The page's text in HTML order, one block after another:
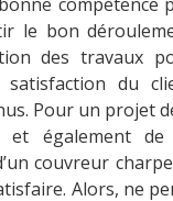
le bon
des travaux
du
Pour un projet
également de
couvreur
Alors, ne